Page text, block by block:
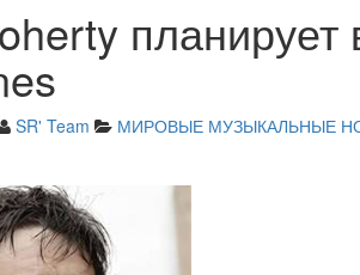
SR' Team МИРОВЫЕ МУЗЫКАЛЬНЫЕ